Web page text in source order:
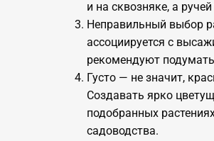
и на сквозняке, а
Неправильный выбор
ассоциируется с
рекомендуют
Густо — не значит,
Создавать ярко
подобранных
садоводства.